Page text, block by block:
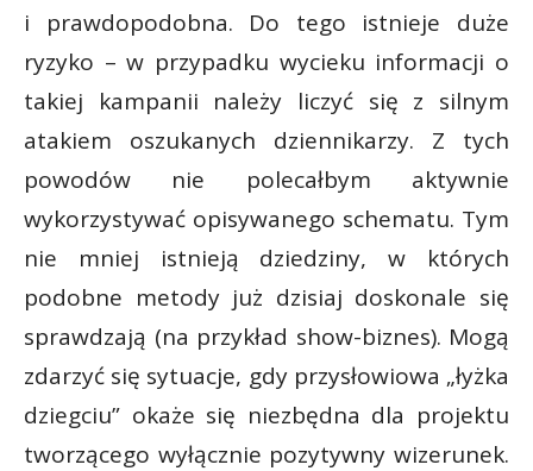
i prawdopodobna. Do tego istnieje duże
ryzyko – w przypadku wycieku informacji o
takiej kampanii należy liczyć się z silnym
atakiem oszukanych dziennikarzy. Z tych
powodów nie polecałbym aktywnie
wykorzystywać opisywanego schematu. Tym
nie mniej istnieją dziedziny, w których
podobne metody już dzisiaj doskonale się
sprawdzają (na przykład show-biznes). Mogą
zdarzyć się sytuacje, gdy przysłowiowa „łyżka
dziegciu” okaże się niezbędna dla projektu
tworzącego wyłącznie pozytywny wizerunek.